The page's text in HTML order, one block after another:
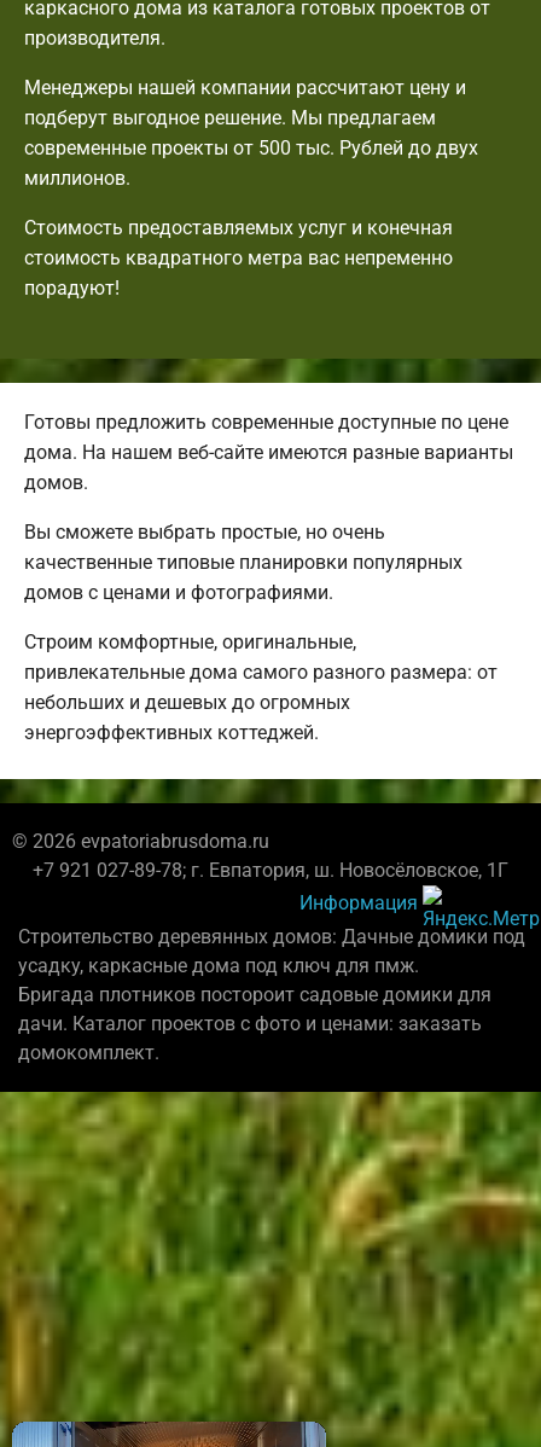
каркасного дома из каталога готовых проектов от
производителя.
Менеджеры нашей компании рассчитают цену и
подберут выгодное решение. Мы предлагаем
современные проекты от 500 тыс. Рублей до двух
миллионов.
Стоимость предоставляемых услуг и конечная
стоимость квадратного метра вас непременно
порадуют!
Готовы предложить современные доступные по цене
дома. На нашем веб-сайте имеются разные варианты
домов.
Вы сможете выбрать простые, но очень
качественные типовые планировки популярных
домов с ценами и фотографиями.
Строим комфортные, оригинальные,
привлекательные дома самого разного размера: от
небольших и дешевых до огромных
энергоэффективных коттеджей.
© 2026 evpatoriabrusdoma.ru
+7 921 027-89-78; г. Евпатория, ш. Новосёловское, 1Г
Информация
Строительство деревянных домов: Дачные домики под
усадку, каркасные дома под ключ для пмж.
Бригада плотников постороит садовые домики для
дачи. Каталог проектов с фото и ценами: заказать
домокомплект.